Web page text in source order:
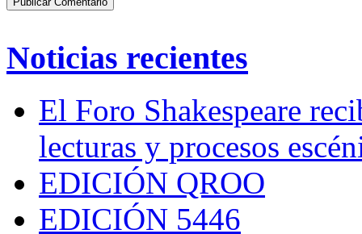
Noticias recientes
El Foro Shakespeare
lecturas y procesos
EDICIÓN QROO
EDICIÓN 5446